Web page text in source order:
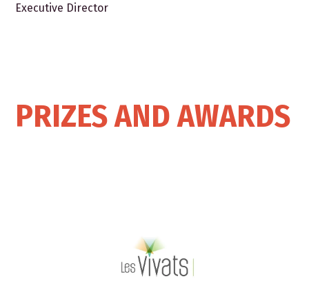
Executive Director
PRIZES AND AWARDS